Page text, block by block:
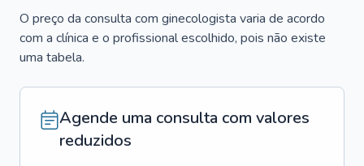
O preço da consulta com ginecologista varia de acordo
com a clínica e o profissional escolhido, pois não existe
uma tabela.
Agende uma consulta com valores
reduzidos